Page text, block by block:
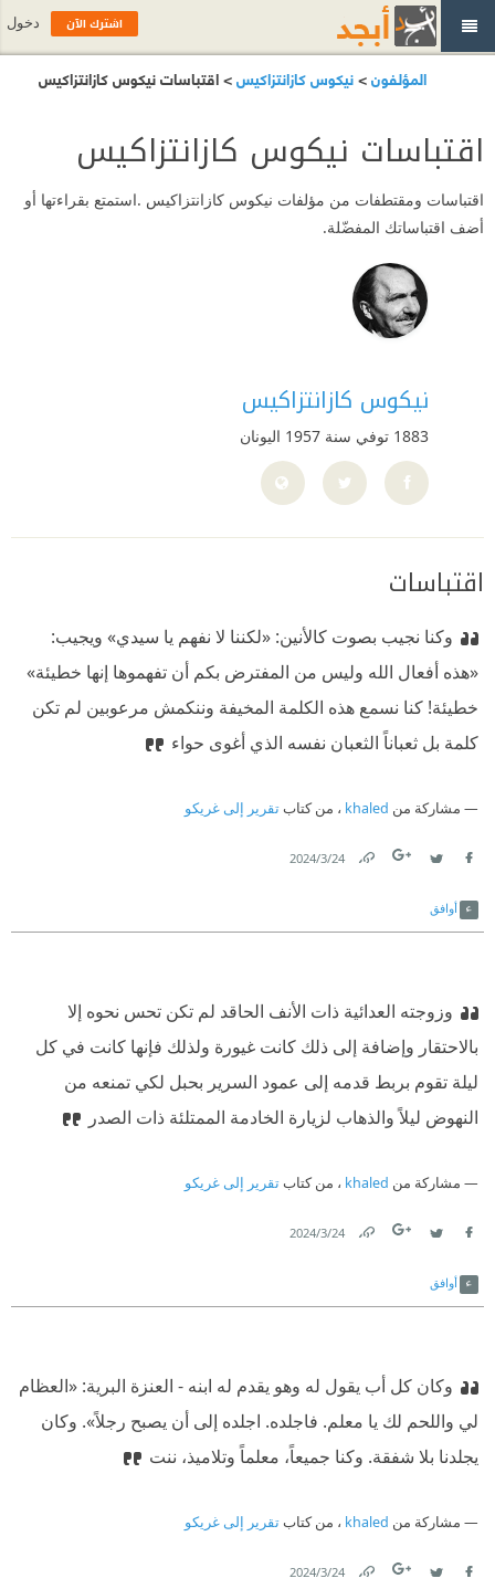
المؤلفون>نيكوس كازانتزاكيس> اقتباسات نيكوس كازانتزاكيس
اقتباسات نيكوس كازانتزاكيس
اقتباسات ومقتطفات من مؤلفات نيكوس كازانتزاكيس .استمتع بقراءتها أو
أضف اقتباساتك المفضّلة.
نيكوس كازانتزاكيس
1883 توفي سنة 1957 اليونان
اقتباسات
وكنا نجيب بصوت كالأنين: «لكننا لا نفهم يا سيدي» ويجيب:
«هذه أفعال الله وليس من المفترض بكم أن تفهموها إنها خطيئة» ‫
خطيئة! كنا نسمع هذه الكلمة المخيفة وننكمش مرعوبين لم تكن
كلمة بل ثعباناً الثعبان نفسه الذي أغوى حواء
مشاركة من khaled ، من كتابتقرير إلى غريكو
24‏/3‏/2024
أوافق
وزوجته العدائية ذات الأنف الحاقد لم تكن تحس نحوه إلا
بالاحتقار وإضافة إلى ذلك كانت غيورة ولذلك فإنها كانت في كل
ليلة تقوم بربط قدمه إلى عمود السرير بحبل لكي تمنعه من
النهوض ليلاً والذهاب لزيارة الخادمة الممتلئة ذات الصدر
مشاركة من khaled ، من كتابتقرير إلى غريكو
24‏/3‏/2024
أوافق
وكان كل أب يقول له وهو يقدم له ابنه - العنزة البرية: «العظام
لي واللحم لك يا معلم. فاجلده. اجلده إلى أن يصبح رجلاً». وكان
يجلدنا بلا شفقة. ‫ وكنا جميعاً، معلماً وتلاميذ، ننت
مشاركة من khaled ، من كتابتقرير إلى غريكو
24‏/3‏/2024
اشترك الآن دخول